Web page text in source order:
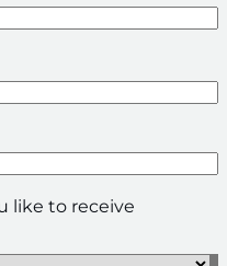
like to receive